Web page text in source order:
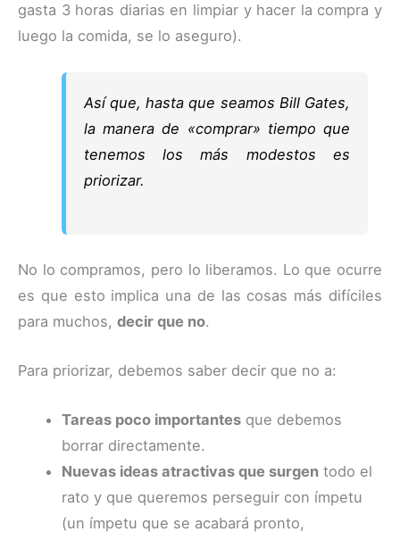
gasta 3 horas diarias en limpiar y hacer la compra y
luego la comida, se lo aseguro).
Así que, hasta que seamos Bill Gates,
la manera de «comprar» tiempo que
tenemos los más modestos es
priorizar.
No lo compramos, pero lo liberamos. Lo que ocurre
es que esto implica una de las cosas más difíciles
para muchos, decir que no.
Para priorizar, debemos saber decir que no a:
Tareas poco importantes que debemos
borrar directamente.
Nuevas ideas atractivas que surgen todo el
rato y que queremos perseguir con ímpetu
(un ímpetu que se acabará pronto,